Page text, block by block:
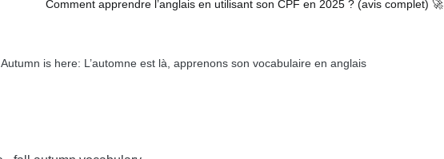
Comment apprendre l’anglais en utilisant son CPF en 2025 ? (avis complet) 🚀
Autumn is here: L’automne est là, apprenons son vocabulaire en anglais